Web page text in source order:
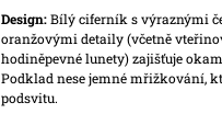
Design:Bílý ciferník s výraznými
oranžovými detaily (včetně
hodiněpevné lunety) zajišťuje
Podklad nese jemné mřižkování,
podsvitu.